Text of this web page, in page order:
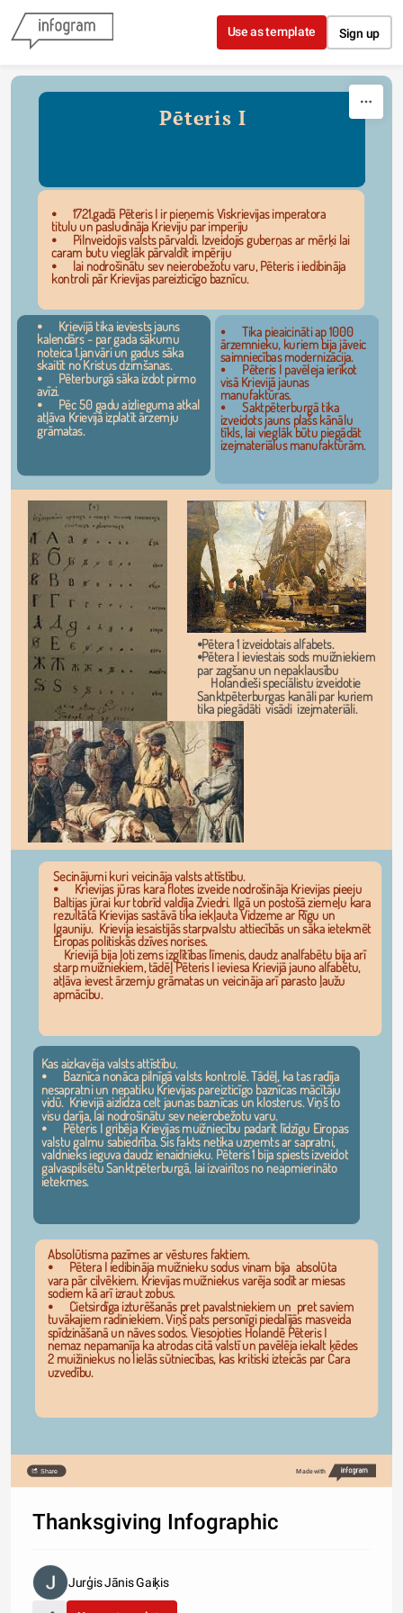
Skip to content
Use as template Sign up
Pēteris I
⦁	1721.gadā Pēteris I ir pieņemis Viskrievijas imperatora
titulu un pasludināja Krieviju par imperiju
⦁	Pilnveidojis valsts pārvaldi. Izveidojis guberņas ar mērķi lai
caram butu vieglāk pārvaldīt impēriju
⦁	lai nodrošinātu sev neierobežotu varu, Pēteris i iedibināja
kontroli pār Krievijas pareizticīgo baznīcu.
Infographic
⦁	Krievijā tika ieviests jauns
kalendārs - par gada sākumu
noteica 1.janvāri un gadus sāka
skaitīt no Kristus dzimšanas.
⦁	Pēterburgā sāka izdot pirmo
avīzi.
⦁	Pēc 50 gadu aizlieguma atkal
atļāva Krievijā izplatīt ārzemju
grāmatas.
⦁	Tika pieaicināti ap 1000
ārzemnieku, kuriem bija jāveic
saimniecības modernizācija.
⦁	Pēteris I pavēleja ierīkot
visā Krievijā jaunas
manufaktūras.
⦁	Saktpēterburgā tika
izveidots jauns plašs kānālu
tīkls, lai vieglāk būtu piegādāt
izejmateriālus manufaktūrām.
⦁Pētera 1 izveidotais alfabets.
⦁Pētera I ieviestais sods muižniekiem
par zagšanu un nepaklausību
     Holandieši speciālistu izveidotie
Sanktpēterburgas kanāli par kuriem
tika piegādāti  visādi  izejmateriāli.
Secinājumi kuri veicināja valsts attīstību.
⦁	Krievijas jūras kara flotes izveide nodrošināja Krievijas pieeju
Baltijas jūrai kur tobrīd valdīja Zviedri. Ilgā un postošā ziemeļu kara
rezultātā Krievijas sastāvā tika iekļauta Vidzeme ar Rīgu un
Igauniju.  Krievija iesaistijās starpvalstu attiecībās un sāka ietekmēt
Eiropas politiskās dzīves norises.
starp muižniekiem, tādēļ Pēteris I ieviesa Krievijā jauno alfabētu,
atļāva ievest ārzemju grāmatas un veicināja arī parasto ļaužu
apmācību.
Kas aizkavēja valsts attīstību.
⦁	Baznīca nonāca pilnīgā valsts kontrolē. Tādēļ, ka tas radīja
nesapratni un nepatiku Krievijas pareizticīgo baznīcas mācītāju
vidū.  Krievijā aizlidza celt jaunas baznīcas un klosterus. Viņš to
visu darīja, lai nodrošinātu sev neierobežotu varu.
⦁	Pēteris I gribēja Krievijas muižniecību padarīt līdzīgu Eiropas
valstu galmu sabiedrība. Šis fakts netika uzņemts ar sapratni,
valdnieks ieguva daudz ienaidnieku. Pēteris 1 bija spiests izveidot
galvaspilsētu Sanktpēterburgā, lai izvairītos no neapmierināto
ietekmes.
Absolūtisma pazīmes ar vēstures faktiem.
⦁	Pētera I iedibināja muižnieku sodus vinam bija  absolūta
vara pār cilvēkiem. Krievijas muižniekus varēja sodīt ar miesas
sodiem kā arī izraut zobus.
⦁	Cietsirdīga izturēšanās pret pavalstniekiem un  pret saviem
tuvākajiem radiniekiem. Viņš pats personīgi piedalījās masveida
spīdzināšanā un nāves sodos. Viesojoties Holandē Pēteris I
nemaz nepamanīja ka atrodas citā valstī un pavēlēja iekalt ķēdes
2 muižiniekus no lielās sūtniecības, kas kritiski izteicās par Cara
uzvedību.
Share Made with
Thanksgiving Infographic
Jurģis Jānis Gaiķis